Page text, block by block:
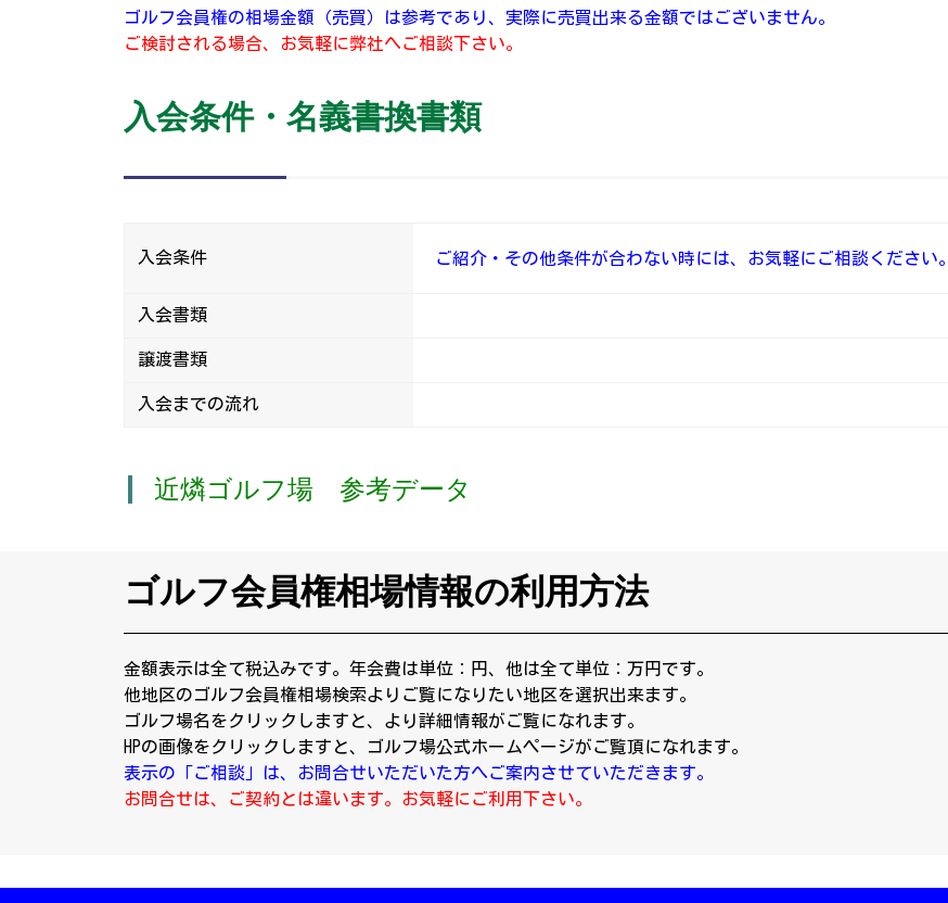
ゴルフ会員権の相場金額（売買）は参考であり、実際に売買出来る金額ではございません。
ご検討される場合、お気軽に弊社へご相談下さい。
入会条件・名義書換書類
入会条件 ご紹介・その他条件が合わない時には、お気軽にご相談ください。
入会書類
譲渡書類
入会までの流れ
近燐ゴルフ場 参考データ
ゴルフ会員権相場情報の利用方法
金額表示は全て税込みです。年会費は単位：円、他は全て単位：万円です。
他地区のゴルフ会員権相場検索よりご覧になりたい地区を選択出来ます。
ゴルフ場名をクリックしますと、より詳細情報がご覧になれます。
HPの画像をクリックしますと、ゴルフ場公式ホームページがご覧頂になれます。
表示の「ご相談」は、お問合せいただいた方へご案内させていただきます。
お問合せは、ご契約とは違います。お気軽にご利用下さい。